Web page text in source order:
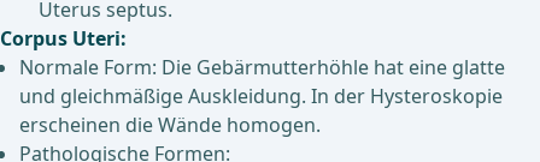
Uterus septus.
Corpus Uteri:
Normale Form: Die Gebärmutterhöhle hat eine glatte
und gleichmäßige Auskleidung. In der Hysteroskopie
erscheinen die Wände homogen.
Pathologische Formen: